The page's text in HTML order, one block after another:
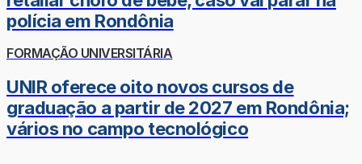
polícia em Rondônia
FORMAÇÃO UNIVERSITÁRIA
UNIR oferece oito novos cursos de
graduação a partir de 2027 em Rondônia;
vários no campo tecnológico